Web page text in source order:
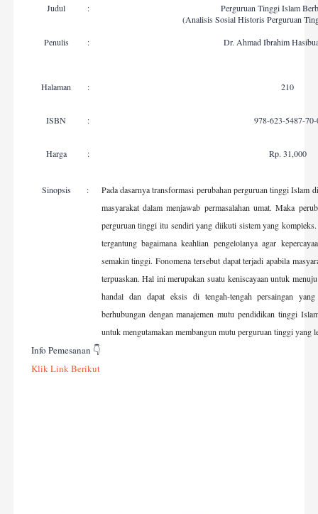
Judul :
Perguruan Tinggi Islam
(Analisis Sosial Historis Perguruan
Penulis
: Dr. Ahmad Ibrahim
Halaman : 210
ISBN : 978-623-5487-
Harga : Rp. 31,000
Sinopsis :
Pada dasarnya transformasi perubahan perguruan tinggi Islam
masyarakat dalam menjawab permasalahan umat. Maka
perguruan tinggi itu sendiri yang diikuti sistem yang
tergantung bagaimana keahlian pengelolanya agar
semakin tinggi. Fonomena tersebut dapat terjadi apabila
terpuaskan. Hal inimerupakan suatu keniscayaan untuk
handal dan dapat eksis di tengah-tengah persaingan
berhubungan dengan manajemenmutupendidikantinggi
untuk mengutamakan membangun mutu perguruan tinggi yang
Info Pemesanan 👇
Klik Link Berikut